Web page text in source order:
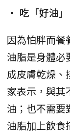
• 吃「好油
因為怕胖而餐
油脂是身體必
成皮膚乾燥、
家表示，與其
油；也不需要
油脂加上飲食